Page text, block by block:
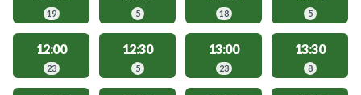
19 5 18 5
12:00
23
12:30
5
13:00
23
13:30
8